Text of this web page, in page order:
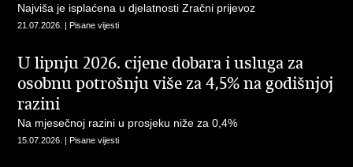
Najviša je isplaćena u djelatnosti Zračni prijevoz
21.07.2026. | Pisane vijesti
U lipnju 2026. cijene dobara i usluga za
osobnu potrošnju više za 4,5% na godišnjoj
razini
Na mjesečnoj razini u prosjeku niže za 0,4%
15.07.2026. | Pisane vijesti